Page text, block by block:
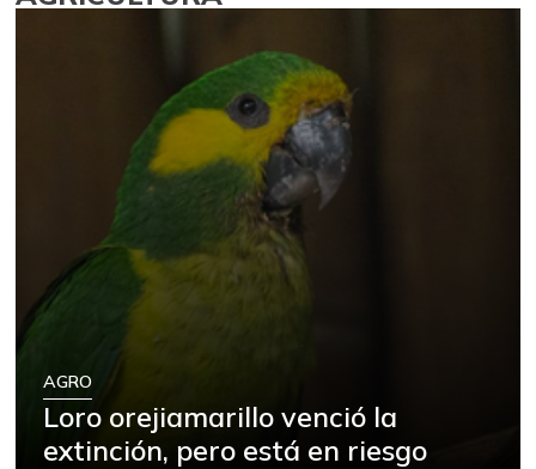
AGRO
Loro orejiamarillo venció la
extinción, pero está en riesgo